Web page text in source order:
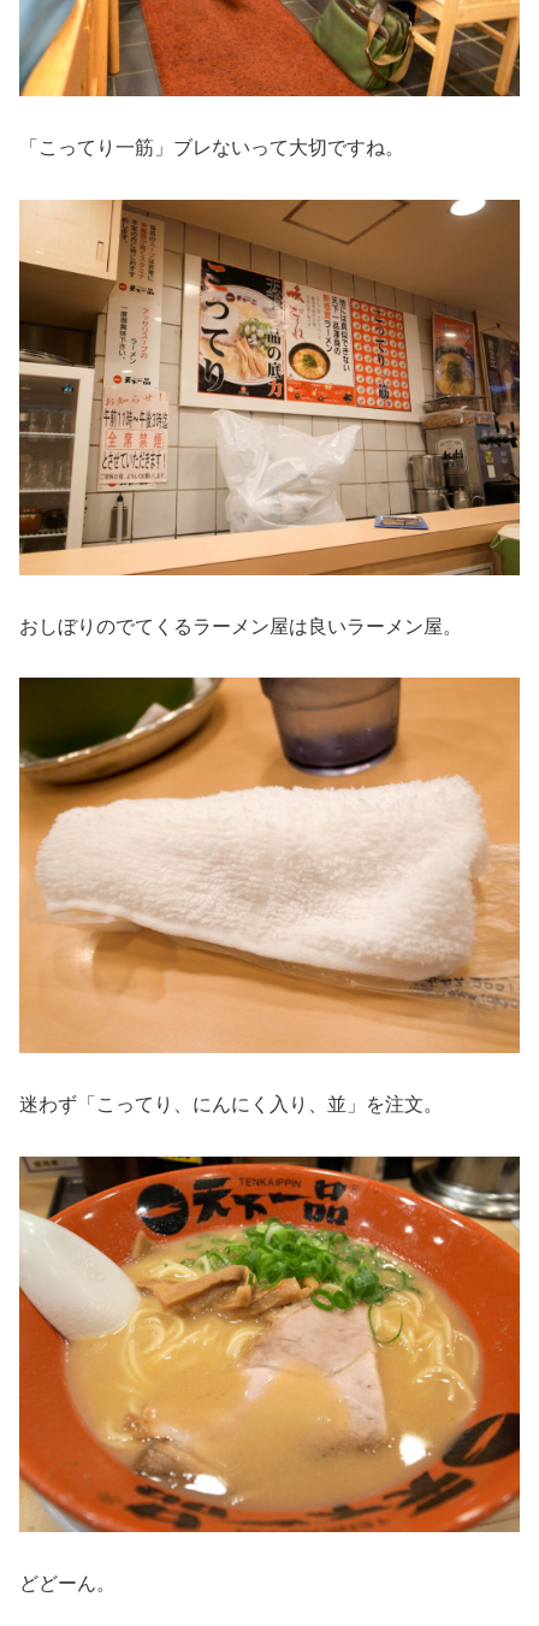
「こってり一筋」ブレないって大切ですね。
おしぼりのでてくるラーメン屋は良いラーメン屋。
迷わず「こってり、にんにく入り、並」を注文。
どどーん。